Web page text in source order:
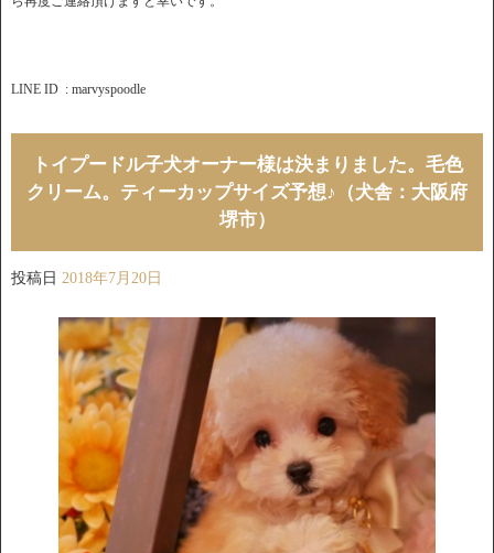
LINE ID : marvyspoodle
トイプードル子犬オーナー様は決まりました。毛色
クリーム。ティーカップサイズ予想♪（犬舎：大阪府
堺市）
投稿日 2018年7月20日